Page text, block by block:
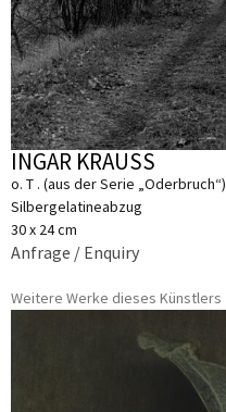
INGAR KRAUSS
o. T . (aus der Serie „Oderbruch“)
Silbergelatineabzug
30 x 24 cm
Anfrage / Enquiry
Weitere Werke dieses Künstlers